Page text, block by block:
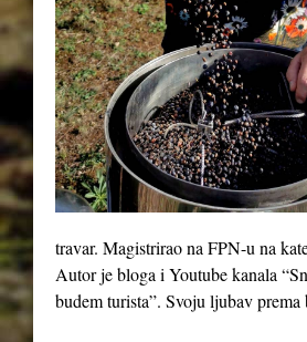
travar. Magistrirao na FPN-u na
Autor je bloga i Youtube kanala
budem turista”. Svoju ljubav